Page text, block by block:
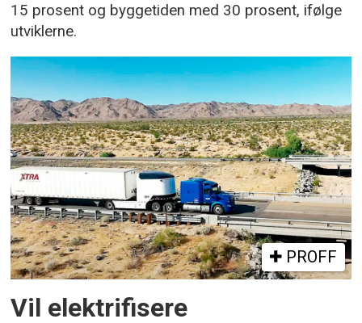
15 prosent og byggetiden med 30 prosent, ifølge
utviklerne.
PROFF
Vil elektrifisere